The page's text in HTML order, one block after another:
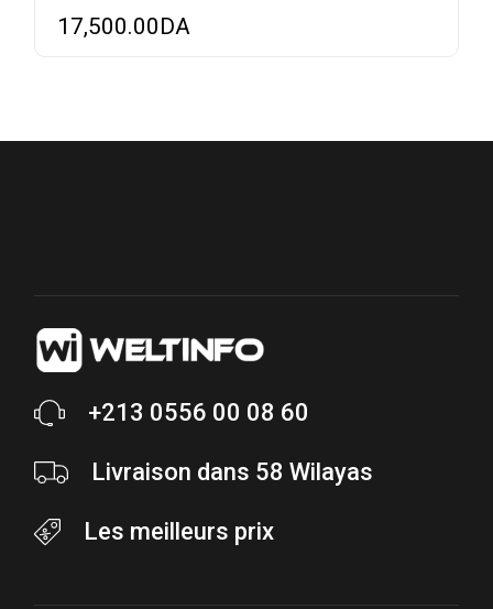
17,500.00DA
+213 0556 00 08 60
Livraison dans 58 Wilayas
Les meilleurs prix